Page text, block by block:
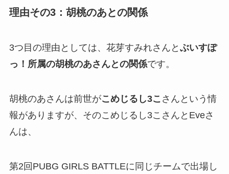
理由その3：胡桃のあとの関係
3つ目の理由としては、花芽すみれさんと ぶいすぽ
っ！所属の胡桃のあさんとの関係です。
胡桃のあさんは前世がこめじるし3こ さんという情
報がありますが、そのこめじるし3こさんとEveさ
んは、
第2回PUBG GIRLS BATTLEに同じチームで出場し